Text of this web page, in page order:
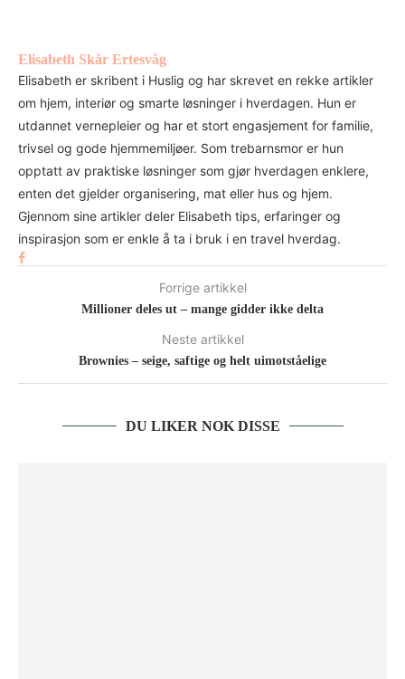
Elisabeth Skår Ertesvåg
Elisabeth er skribent i Huslig og har skrevet en rekke artikler
om hjem, interiør og smarte løsninger i hverdagen. Hun er
utdannet vernepleier og har et stort engasjement for familie,
trivsel og gode hjemmemiljøer. Som trebarnsmor er hun
opptatt av praktiske løsninger som gjør hverdagen enklere,
enten det gjelder organisering, mat eller hus og hjem.
Gjennom sine artikler deler Elisabeth tips, erfaringer og
inspirasjon som er enkle å ta i bruk i en travel hverdag.
Forrige artikkel
Millioner deles ut – mange gidder ikke delta
Neste artikkel
Brownies – seige, saftige og helt uimotståelige
DU LIKER NOK DISSE